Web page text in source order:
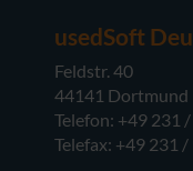
usedSoft
Feldstr. 40
44141 Dortmund
Telefon: +49 231
Telefax: +49 231